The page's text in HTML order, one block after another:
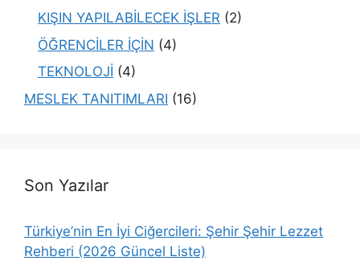
KIŞIN YAPILABİLECEK İŞLER (2)
ÖĞRENCİLER İÇİN (4)
TEKNOLOJİ (4)
MESLEK TANITIMLARI (16)
Son Yazılar
Türkiye’nin En İyi Ciğercileri: Şehir Şehir Lezzet
Rehberi (2026 Güncel Liste)